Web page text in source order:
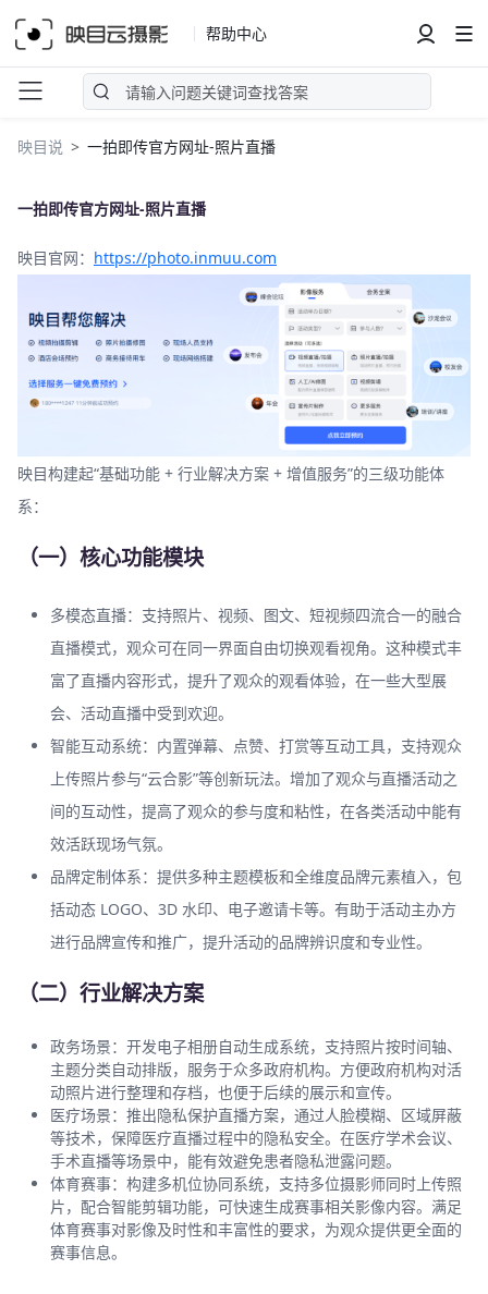
帮助中心
映目说 一拍即传官方网址-照片直播
一拍即传官方网址-照片直播
映目官网： https://photo.inmuu.com
映目构建起“基础功能 + 行业解决方案 + 增值服务”的三级功能体
系：
（一）核心功能模块
多模态直播：支持照片、视频、图文、短视频四流合一的融合
直播模式，观众可在同一界面自由切换观看视角。这种模式丰
富了直播内容形式，提升了观众的观看体验，在一些大型展
会、活动直播中受到欢迎。
智能互动系统：内置弹幕、点赞、打赏等互动工具，支持观众
上传照片参与“云合影”等创新玩法。增加了观众与直播活动之
间的互动性，提高了观众的参与度和粘性，在各类活动中能有
效活跃现场气氛。
品牌定制体系：提供多种主题模板和全维度品牌元素植入，包
括动态 LOGO、3D 水印、电子邀请卡等。有助于活动主办方
进行品牌宣传和推广，提升活动的品牌辨识度和专业性。
（二）行业解决方案
政务场景：开发电子相册自动生成系统，支持照片按时间轴、
主题分类自动排版，服务于众多政府机构。方便政府机构对活
动照片进行整理和存档，也便于后续的展示和宣传。
医疗场景：推出隐私保护直播方案，通过人脸模糊、区域屏蔽
等技术，保障医疗直播过程中的隐私安全。在医疗学术会议、
手术直播等场景中，能有效避免患者隐私泄露问题。
体育赛事：构建多机位协同系统，支持多位摄影师同时上传照
片，配合智能剪辑功能，可快速生成赛事相关影像内容。满足
体育赛事对影像及时性和丰富性的要求，为观众提供更全面的
赛事信息。